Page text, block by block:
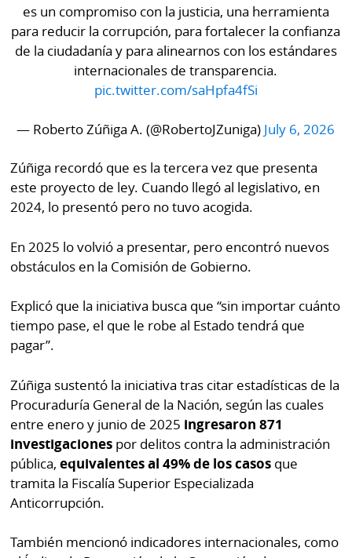
es un compromiso con la justicia, una herramienta
para reducir la corrupción, para fortalecer la confianza
de la ciudadanía y para alinearnos con los estándares
internacionales de transparencia.
pic.twitter.com/saHpfa4fSi
— Roberto Zúñiga A. (@RobertoJZuniga) July 6, 2026
Zúñiga recordó que es la tercera vez que presenta
este proyecto de ley. Cuando llegó al legislativo, en
2024, lo presentó pero no tuvo acogida.
En 2025 lo volvió a presentar, pero encontró nuevos
obstáculos en la Comisión de Gobierno.
Explicó que la iniciativa busca que “sin importar cuánto
tiempo pase, el que le robe al Estado tendrá que
pagar”.
Zúñiga sustentó la iniciativa tras citar estadísticas de la
Procuraduría General de la Nación, según las cuales
entre enero y junio de 2025 ingresaron 871
investigaciones por delitos contra la administración
pública,equivalentes al 49% de los casos que
tramita la Fiscalía Superior Especializada
Anticorrupción.
También mencionó indicadores internacionales, como